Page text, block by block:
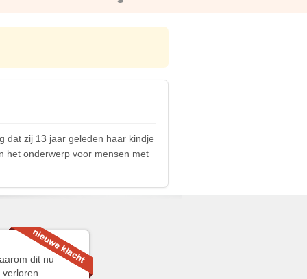
dat zij 13 jaar geleden haar kindje
het onderwerp voor mensen met
dit nu
verloren